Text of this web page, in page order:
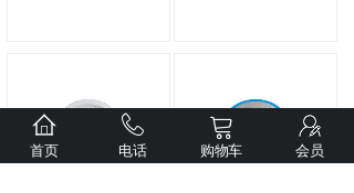
首页 电话 购物车 会员